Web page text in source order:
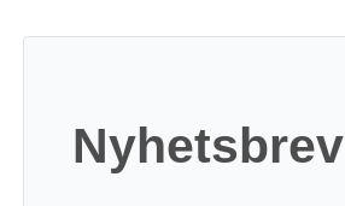
Nyhetsbrev